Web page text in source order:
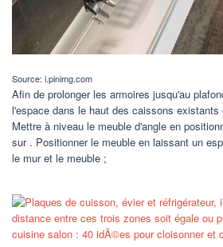
Source: i.pinimg.com
Afin de prolonger les armoires jusqu'au
l'espace dans le haut des caissons existants
Mettre à niveau le meuble d'angle en
sur . Positionner le meuble en laissant un
le mur et le meuble ;